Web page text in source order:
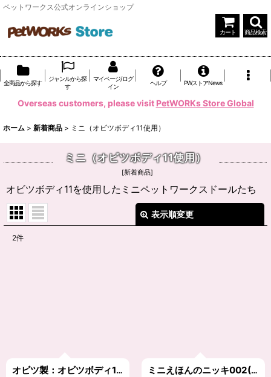
ペットワークス公式オンラインショップ
カート 商品検索
全商品から探す
ジャンルから探
す
マイページ/ログ
イン
ヘルプ PWストアNews
Overseas customers, please visit PetWORKs Store Global
ホーム > 新着商品 > ミニ（オビツボディ11使用）
ミニ（オビツボディ11使用）
[新着商品]
オビツボディ11を使用したミニペットワークスドールたち
表示順変更
2件
オビツ製：オビツボディ11 ブラック [OB004] ミニえほんのニッキ002(ブラック)